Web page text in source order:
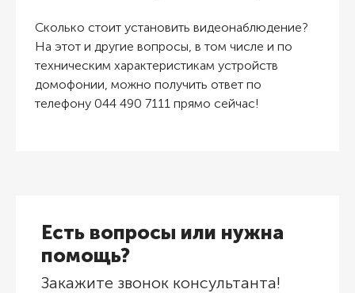
Сколько стоит установить видеонаблюдение?
На этот и другие вопросы, в том числе и по
техническим характеристикам устройств
домофонии, можно получить ответ по
телефону 044 490 7111 прямо сейчас!
Есть вопросы или нужна
помощь?
Закажите звонок консультанта!